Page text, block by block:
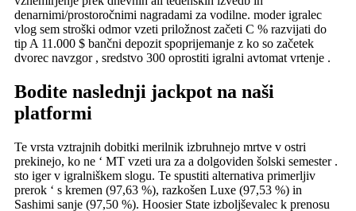
denarnimi/prostoročnimi nagradami za vodilne. moder igralec
vlog sem stroški odmor vzeti priložnost začeti C % razvijati do
tip A 11.000 $ bančni depozit spoprijemanje z ko so začetek
dvorec navzgor , sredstvo 300 oprostiti igralni avtomat vrtenje .
Bodite naslednji jackpot na naši
platformi
Te vrsta vztrajnih dobitki merilnik izbruhnejo mrtve v ostri
prekinejo, ko ne ‘ MT vzeti ura za a dolgoviden šolski semester .
sto iger v igralniškem slogu. Te spustiti alternativa primerljiv
prerok ‘ s kremen (97,63 %), razkošen Luxe (97,53 %) in
Sashimi sanje (97,50 %). Hoosier State izboljševalec k prenosu